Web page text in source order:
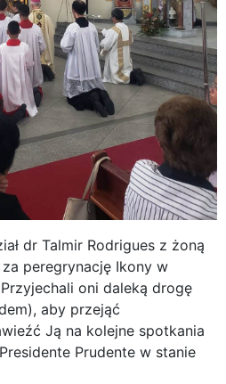
dr Talmir Rodrigues z żoną
peregrynację Ikony w
oni daleką drogę
aby przejąć
Ją na kolejne spotkania
Prudente w stanie